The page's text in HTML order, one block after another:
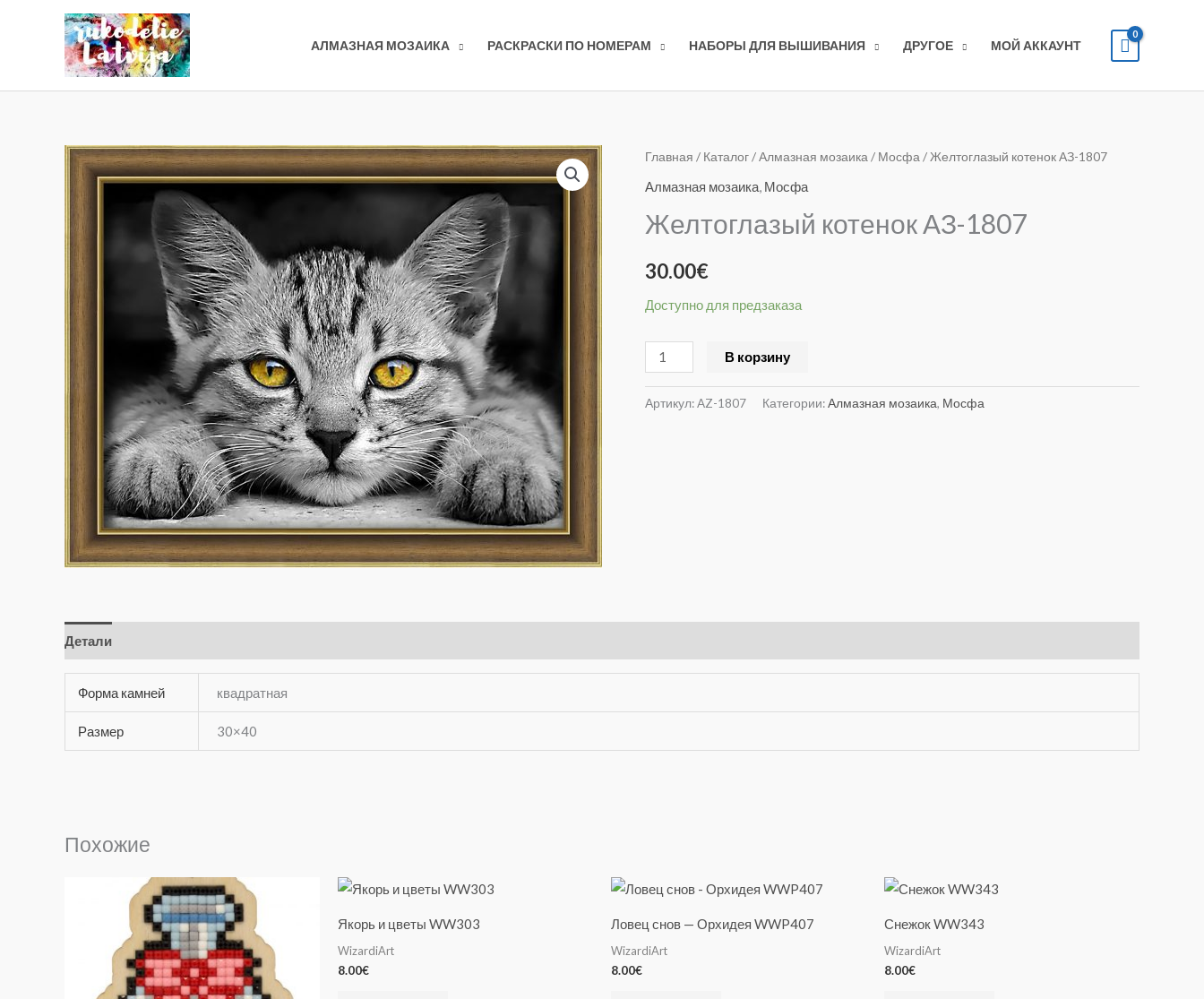
содержимому
АЛМАЗНАЯ МОЗАИКА РАСКРАСКИ ПО НОМЕРАМ НАБОРЫ ДЛЯ ВЫШИВАНИЯ ДРУГОЕ МОЙ АККАУНТ
Главная / Каталог/Алмазная мозаика / Мосфа / Желтоглазый котенок АЗ-1807
Алмазная мозаика, Мосфа
Желтоглазый котенок АЗ-1807
30.00€
Доступно для предзаказа
Количество
товара
котенок
В корзину
Артикул:AZ-1807 Категории:Алмазная мозаика, Мосфа
Детали
Форма камней квадратная
Размер 30×40
Похожие
Якорь и цветы WW303
WizardiArt
8.00€
Ловец снов — Орхидея WWP407
WizardiArt
8.00€
Снежок WW343
WizardiArt
8.00€